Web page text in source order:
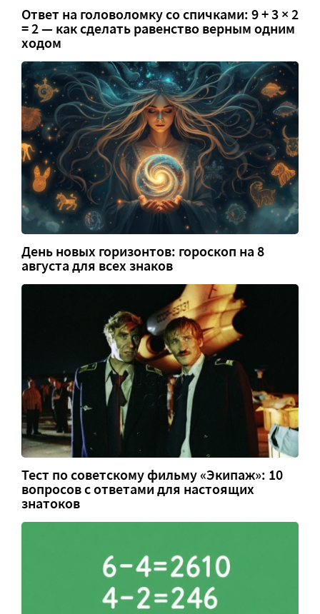
Ответ на головоломку со спичками: 9 + 3 × 2
= 2 — как сделать равенство верным одним
ходом
День новых горизонтов: гороскоп на 8
августа для всех знаков
Тест по советскому фильму «Экипаж»: 10
вопросов с ответами для настоящих
знатоков